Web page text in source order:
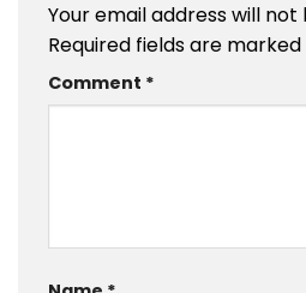
Your email address will not
Required fields are marked
Comment *